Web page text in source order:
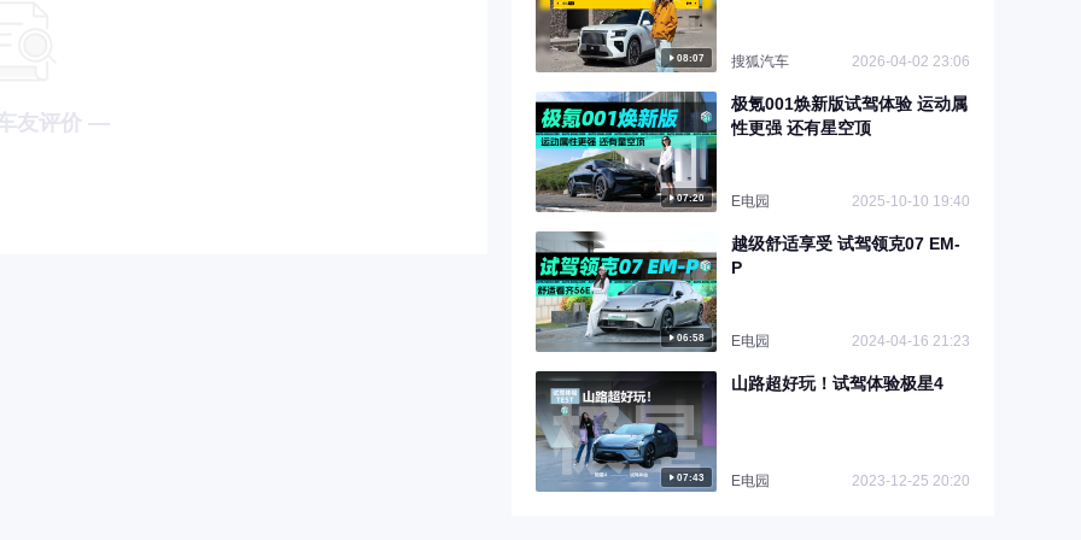
友评价 —
08:07 搜狐汽车 2026-04-02 23:06
07:20
极氪001焕新版试驾体验 运动属
性更强 还有星空顶
E电园 2025-10-10 19:40
06:58
越级舒适享受 试驾领克07 EM-
P
E电园 2024-04-16 21:23
07:43
山路超好玩！试驾体验极星4
E电园 2023-12-25 20:20